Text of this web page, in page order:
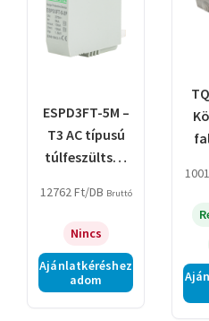
ESPD3FT-5M –
T3 AC típusú
túlfeszültség
5 M
12762Ft/DB Bruttó
Nincs
Ajánlatkéréshez
adom